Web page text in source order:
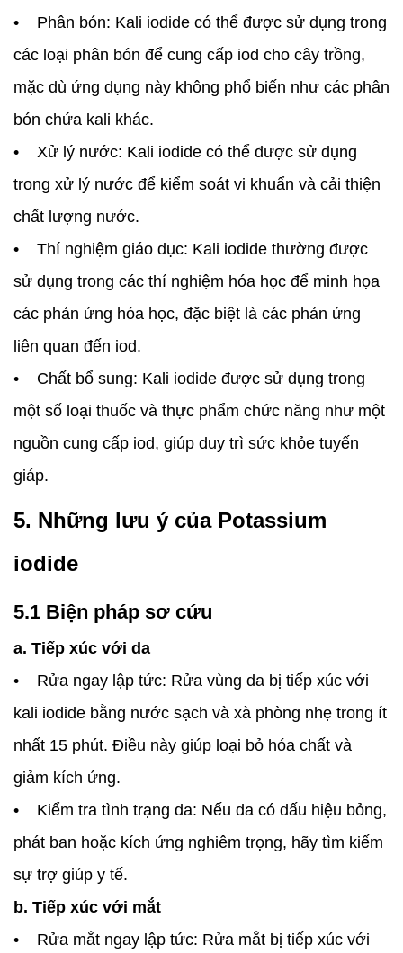
• Phân bón: Kali iodide có thể được sử dụng trong
các loại phân bón để cung cấp iod cho cây trồng,
mặc dù ứng dụng này không phổ biến như các phân
bón chứa kali khác.
• Xử lý nước: Kali iodide có thể được sử dụng
trong xử lý nước để kiểm soát vi khuẩn và cải thiện
chất lượng nước.
• Thí nghiệm giáo dục: Kali iodide thường được
sử dụng trong các thí nghiệm hóa học để minh họa
các phản ứng hóa học, đặc biệt là các phản ứng
liên quan đến iod.
• Chất bổ sung: Kali iodide được sử dụng trong
một số loại thuốc và thực phẩm chức năng như một
nguồn cung cấp iod, giúp duy trì sức khỏe tuyến
giáp.
5. Những lưu ý của Potassium
iodide
5.1 Biện pháp sơ cứu
a. Tiếp xúc với da
• Rửa ngay lập tức: Rửa vùng da bị tiếp xúc với
kali iodide bằng nước sạch và xà phòng nhẹ trong ít
nhất 15 phút. Điều này giúp loại bỏ hóa chất và
giảm kích ứng.
• Kiểm tra tình trạng da: Nếu da có dấu hiệu bỏng,
phát ban hoặc kích ứng nghiêm trọng, hãy tìm kiếm
sự trợ giúp y tế.
b. Tiếp xúc với mắt
• Rửa mắt ngay lập tức: Rửa mắt bị tiếp xúc với